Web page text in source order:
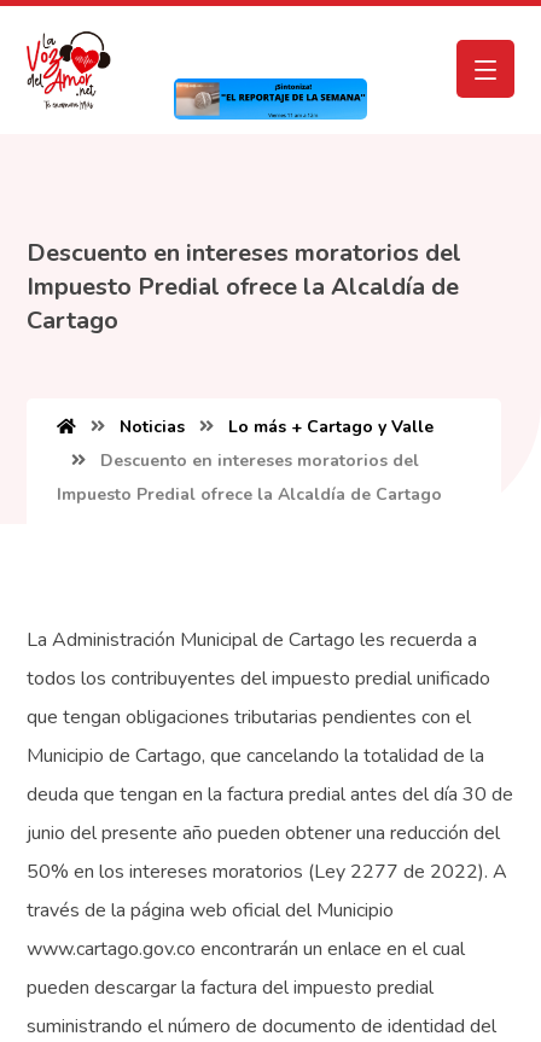
Descuento en intereses moratorios del
Impuesto Predial ofrece la Alcaldía de
Cartago
Noticias
Lo más + Cartago y Valle
Descuento en intereses moratorios del
Impuesto Predial ofrece la Alcaldía de Cartago
La Administración Municipal de Cartago les recuerda a
todos los contribuyentes del impuesto predial unificado
que tengan obligaciones tributarias pendientes con el
Municipio de Cartago, que cancelando la totalidad de la
deuda que tengan en la factura predial antes del día 30 de
junio del presente año pueden obtener una reducción del
50% en los intereses moratorios (Ley 2277 de 2022). A
través de la página web oficial del Municipio
www.cartago.gov.co encontrarán un enlace en el cual
pueden descargar la factura del impuesto predial
suministrando el número de documento de identidad del